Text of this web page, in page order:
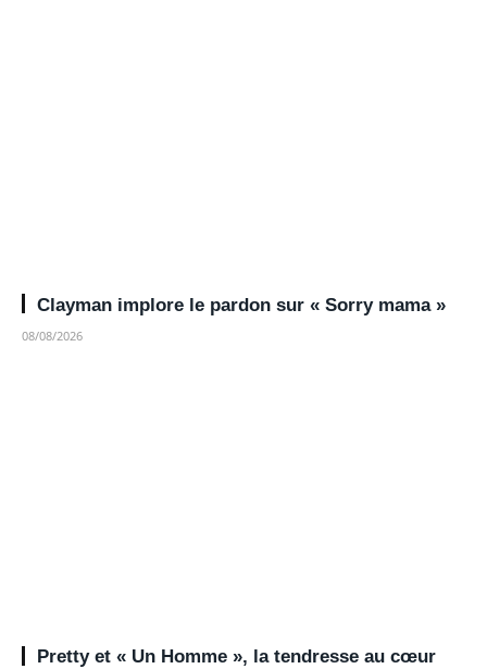
Clayman implore le pardon sur « Sorry mama »
08/08/2026
Pretty et « Un Homme », la tendresse au cœur